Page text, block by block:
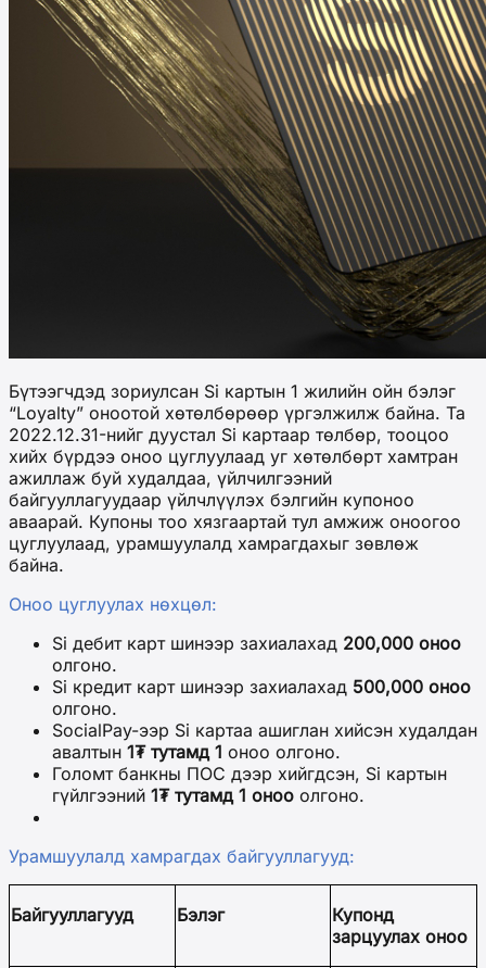
Бүтээгчдэд зориулсан Si картын 1 жилийн ойн бэлэг
“Loyalty” оноотой хөтөлбөрөөр үргэлжилж байна. Та
2022.12.31-нийг дуустал Si картаар төлбөр, тооцоо
хийх бүрдээ оноо цуглуулаад уг хөтөлбөрт хамтран
ажиллаж буй худалдаа, үйлчилгээний
байгууллагуудаар үйлчлүүлэх бэлгийн купоноо
аваарай. Купоны тоо хязгаартай тул амжиж оноогоо
цуглуулаад, урамшуулалд хамрагдахыг зөвлөж
байна.
Оноо цуглуулах нөхцөл:
Si дебит карт шинээр захиалахад 200,000 оноо
олгоно.
Si кредит карт шинээр захиалахад 500,000 оноо
олгоно.
SocialPay-ээр Si картаа ашиглан хийсэн худалдан
авалтын 1₮ тутамд 1 оноо олгоно.
Голомт банкны ПОС дээр хийгдсэн, Si картын
гүйлгээний 1₮ тутамд 1 оноо олгоно.
Урамшуулалд хамрагдах байгууллагууд:
Байгууллагууд Бэлэг
Купонд
зарцуулах оноо